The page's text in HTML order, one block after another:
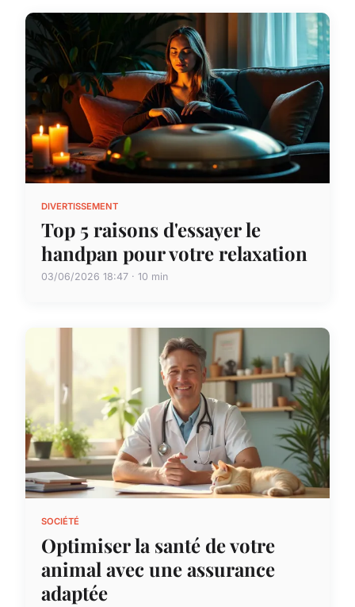
DIVERTISSEMENT
Top 5 raisons d'essayer le
handpan pour votre relaxation
03/06/2026 18:47 · 10 min
SOCIÉTÉ
Optimiser la santé de votre
animal avec une assurance
adaptée